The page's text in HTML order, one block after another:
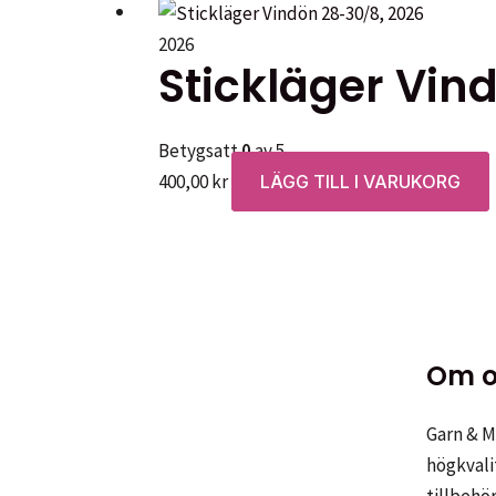
2026
Stickläger
Betygsatt0av 5
400,00kr LÄGG TILL I VARUKORG
Om
Garn &